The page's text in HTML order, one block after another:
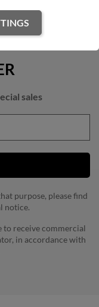
sales
purpose, please find
notice.
to receive commercial
in accordance with